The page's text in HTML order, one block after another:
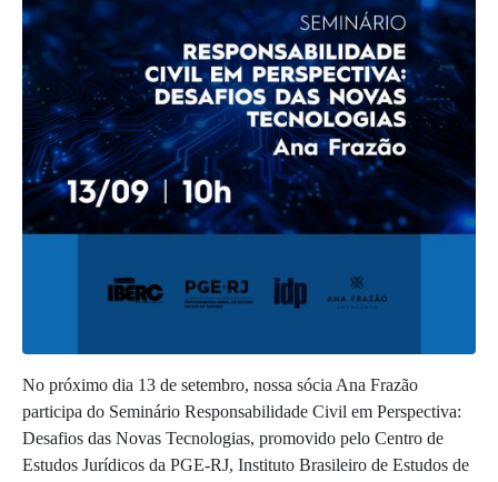
No próximo dia 13 de setembro, nossa sócia Ana Frazão
participa do Seminário Responsabilidade Civil em Perspectiva:
Desafios das Novas Tecnologias, promovido pelo Centro de
Estudos Jurídicos da PGE-RJ, Instituto Brasileiro de Estudos de